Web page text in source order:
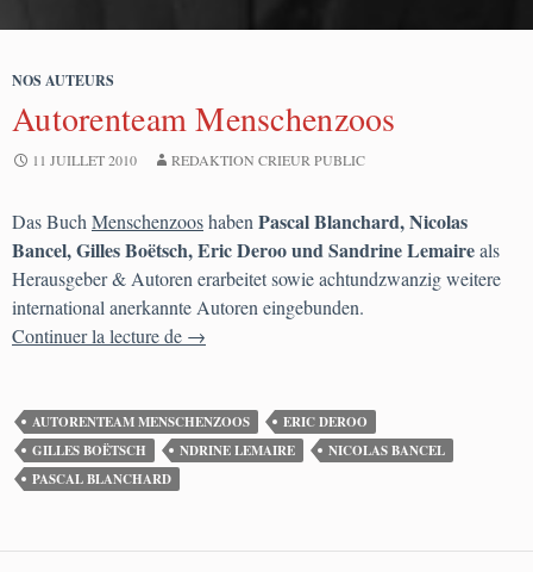
NOS AUTEURS
Autorenteam Menschenzoos
11 JUILLET 2010 REDAKTION CRIEUR PUBLIC
Das Buch Menschenzooshaben Pascal Blanchard, Nicolas
Bancel, Gilles Boëtsch, Eric Deroo und Sandrine Lemaireals
Herausgeber & Autoren erarbeitet sowie achtundzwanzig weitere
international anerkannte Autoren eingebunden.
Continuer la lecture de Autorenteam Menschenzoos
→
AUTORENTEAM MENSCHENZOOS
ERIC DEROO
GILLES BOËTSCH
NDRINE LEMAIRE
NICOLAS BANCEL
PASCAL BLANCHARD